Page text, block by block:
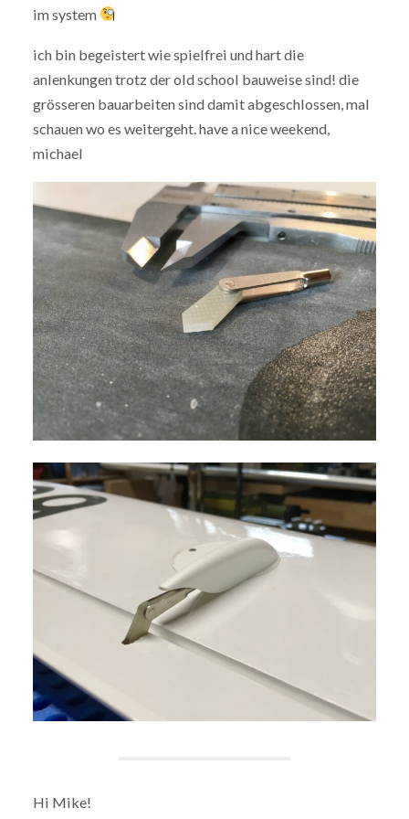
im system
ich bin begeistert wie spielfrei und hart die
anlenkungen trotz der old school bauweise sind! die
grösseren bauarbeiten sind damit abgeschlossen, mal
schauen wo es weitergeht. have a nice weekend,
michael
Hi Mike!